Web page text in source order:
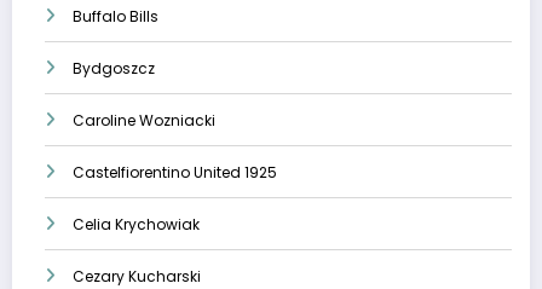
Buffalo Bills
Bydgoszcz
Caroline Wozniacki
Castelfiorentino United 1925
Celia Krychowiak
Cezary Kucharski